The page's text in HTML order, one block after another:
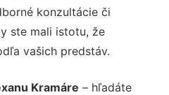
konzultácie či
ste mali istotu, že
vašich predstáv.
Kramáre – hľadáte